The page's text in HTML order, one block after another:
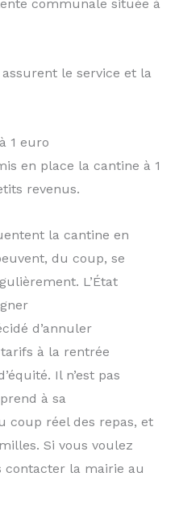
communale située à
le service et la
1 euro
en place la cantine à 1
revenus.
la cantine en
du coup, se
L’État
d’annuler
à la rentrée
Il n’est pas
à sa
coup réel des repas, et
Si vous voulez
contacter la mairie au